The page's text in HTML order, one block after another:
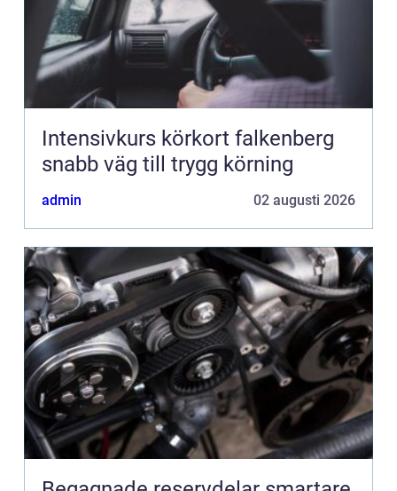
Intensivkurs körkort falkenberg
snabb väg till trygg körning
admin 02 augusti 2026